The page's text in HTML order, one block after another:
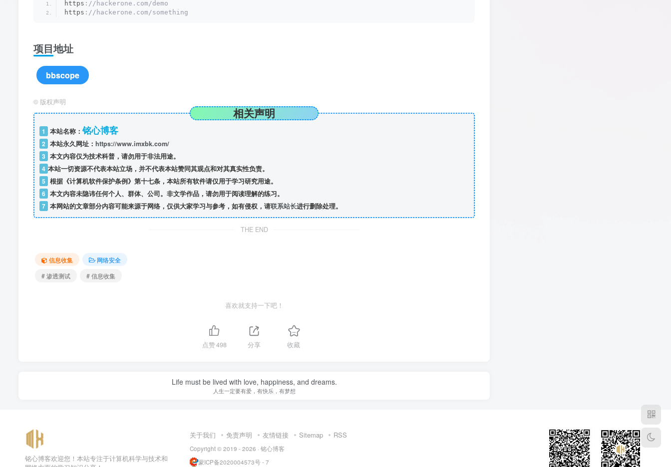
https ://hackerone.com/demo
https ://hackerone.com/something
项目地址
bbscope
© 版权声明
相关声明
1 本站名称：铭心博客
2 本站永久网址： https://www.imxbk.com/
3 本文内容仅为技术科普，请勿用于非法用途。
4 本站一切资源不代表本站立场，并不代表本站赞同其观点和对其真实性负责。
5 根据《计算机软件保护条例》第十七条，本站所有软件请仅用于学习研究用途。
6 本文内容未隐讳任何个人、群体、公司。非文学作品，请勿用于阅读理解的练习。
7 本网站的文章部分内容可能来源于网络，仅供大家学习与参考，如有侵权，请联系站长进行删除处理。
THE END
信息收集
网络安全
# 渗透测试
# 信息收集
喜欢就支持一下吧！
点赞498 分享 收藏
Life must be lived with love, happiness, and dreams.
人生一定要有爱，有快乐，有梦想
铭心博客欢迎您！本站专注于计算机科学与技术和
关于我们 免责声明 友情链接 Sitemap RSS
Copyright © 2019 - 2026 · 铭心博客
蒙ICP备2020004573号 - 7